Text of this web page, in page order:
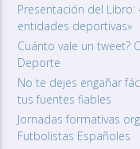
Presentación del
entidades deportivas»
Cuánto vale un tweet?
Deporte
No te dejes engañar
tus fuentes fiables
Jornadas formativas
Futbolistas Españoles